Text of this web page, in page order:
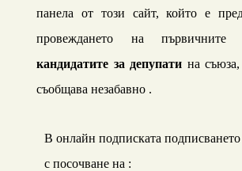
панела от този сайт, който е
провеждането на
кандидатите за депупати на съюза
съобщава незабавно .
В онлайн подписката
с посочване на :